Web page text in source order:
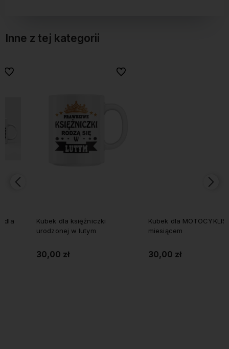
Inne z tej kategorii
Kubek dla księżniczki
urodzonej w lutym
30,00 zł
Do ulubionych
Kubek dla MOTOCYKLISTY z
miesiącem
30,00 zł